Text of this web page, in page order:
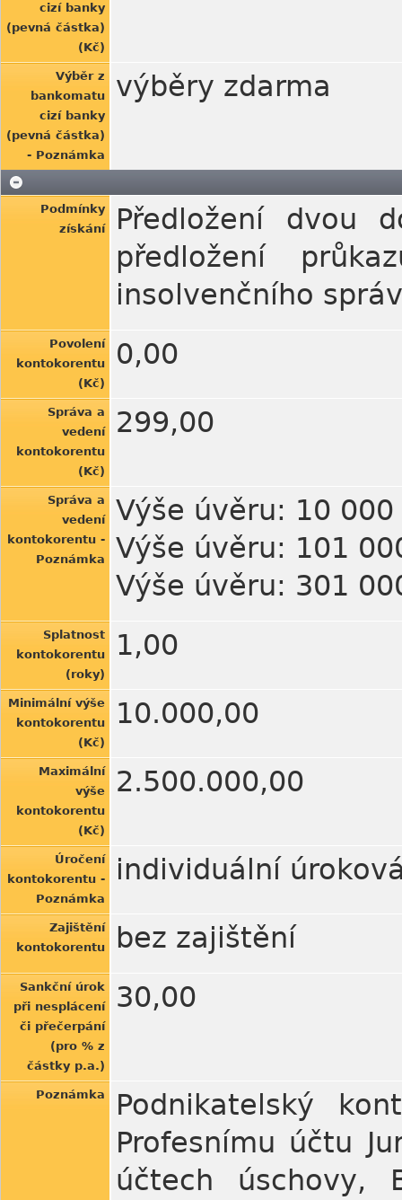
cizí banky
(pevná částka)
(Kč)
Výběr z
bankomatu
cizí banky
(pevná částka)
- Poznámka
výběry zdarma
Podmínky
získání
Předložení dvou
předložení
insolvenčního
Povolení
kontokorentu
(Kč)
0,00
Správa a
vedení
kontokorentu
(Kč)
299,00
Správa a
vedení
kontokorentu -
Poznámka
Výše úvěru: 10
Výše úvěru: 101
Výše úvěru: 301
Splatnost
kontokorentu
(roky)
1,00
Minimální výše
kontokorentu
(Kč)
10.000,00
Maximální
výše
kontokorentu
(Kč)
2.500.000,00
Úročení
kontokorentu -
Poznámka
individuální
Zajištění
kontokorentu
bez zajištění
Sankční úrok
při nesplácení
či přečerpání
(pro % z
částky p.a.)
30,00
Poznámka
Podnikatelský
Profesnímu účtu
účtech úschovy,